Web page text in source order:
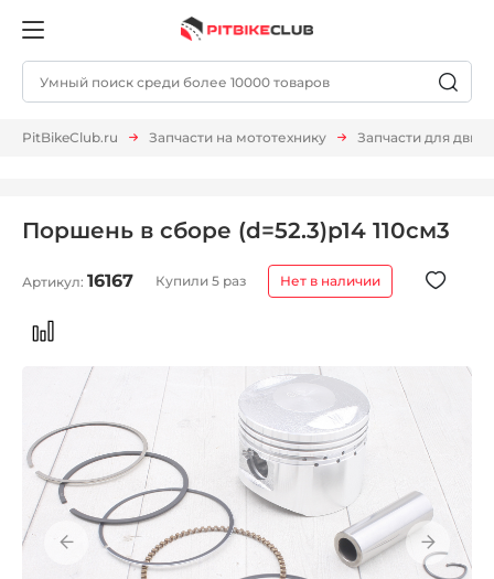
PitBikeClub.ru Запчасти на мототехнику Запчасти для
Поршень в сборе (d=52.3)р14 110см3
Артикул: 16167 Купили 5 раз Нет в наличии